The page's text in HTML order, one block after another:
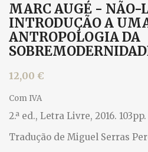
MARC AUGÉ - NÃO-
INTRODUÇÃO A
ANTROPOLOGIA DA
12,00 €
Com IVA
2.ª ed., Letra Livre, 2016. 103pp.
Tradução de Miguel Serras